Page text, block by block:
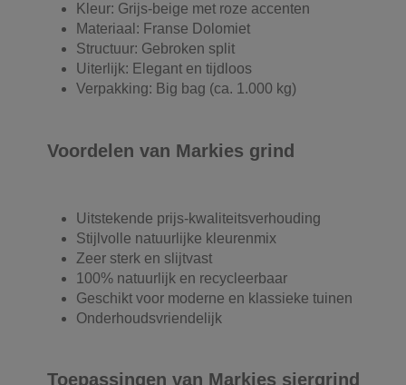
Kleur: Grijs-beige met roze accenten
Materiaal: Franse Dolomiet
Structuur: Gebroken split
Uiterlijk: Elegant en tijdloos
Verpakking: Big bag (ca. 1.000 kg)
Voordelen van Markies grind
Uitstekende prijs-kwaliteitsverhouding
Stijlvolle natuurlijke kleurenmix
Zeer sterk en slijtvast
100% natuurlijk en recycleerbaar
Geschikt voor moderne en klassieke tuinen
Onderhoudsvriendelijk
Toepassingen van Markies siergrind